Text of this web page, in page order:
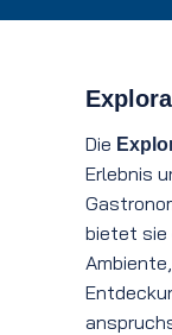
Die
Erlebnis
bietet sie